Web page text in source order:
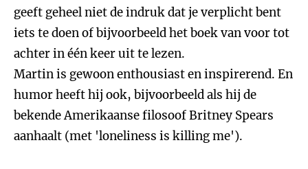
geeft geheel niet de indruk dat je verplicht bent
iets te doen of bijvoorbeeld het boek van voor tot
achter in één keer uit te lezen.
Martin is gewoon enthousiast en inspirerend. En
humor heeft hij ook, bijvoorbeeld als hij de
bekende Amerikaanse filosoof Britney Spears
aanhaalt (met 'loneliness is killing me').